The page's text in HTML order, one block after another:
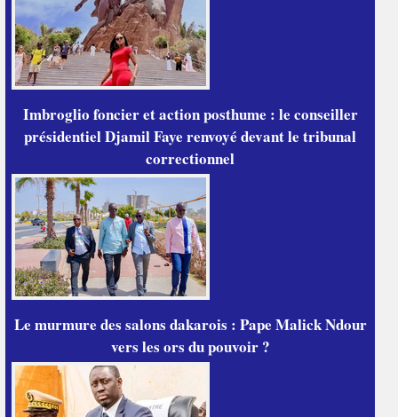
Imbroglio foncier et action posthume : le conseiller
présidentiel Djamil Faye renvoyé devant le tribunal
correctionnel
Le murmure des salons dakarois : Pape Malick Ndour
vers les ors du pouvoir ?